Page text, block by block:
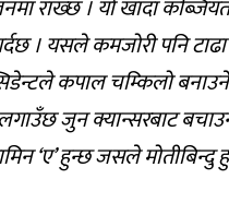
सन्तुलनमा राख्छ ।
गर्दछ । यसले कमजोरी
कपाल
जुन क्यान्सरबाट
‘ए’ हुन्छ जसले मोतीबिन्दु